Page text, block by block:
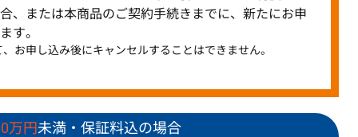
、または本商品のご契約手続きまでに、新たにお申
す。
お申し込み後にキャンセルすることはできません。
万円未満・保証料込の場合